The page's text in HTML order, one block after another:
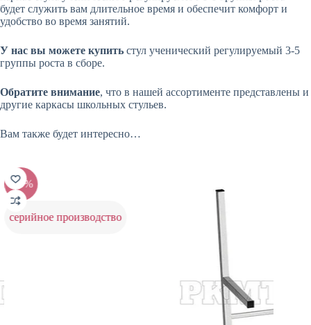
будет служить вам длительное время и обеспечит комфорт и
удобство во время занятий.
У нас вы можете купить стул ученический регулируемый 3-5
группы роста в сборе.
Обратите внимание, что в нашей ассортименте представлены и
другие каркасы школьных стульев.
Вам также будет интересно…
-25%
серийное производство